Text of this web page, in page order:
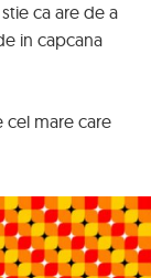
ca are de a
in capcana
cel mare care